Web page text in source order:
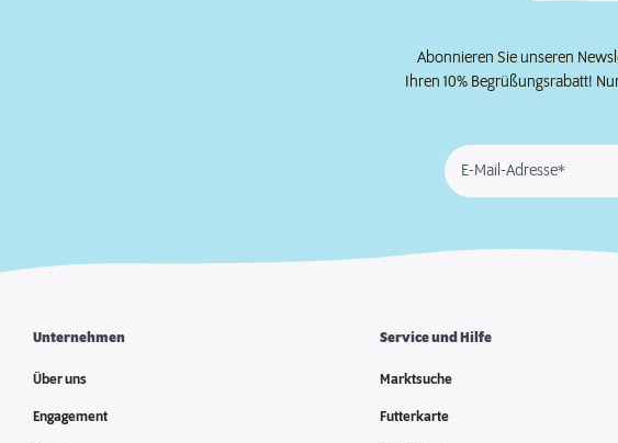
Abonnieren Sie unseren
Ihren 10% Begrüßungsrabatt!
E-Mail-Adresse*
Unternehmen
Über uns
Engagement
Service und Hilfe
Marktsuche
Futterkarte